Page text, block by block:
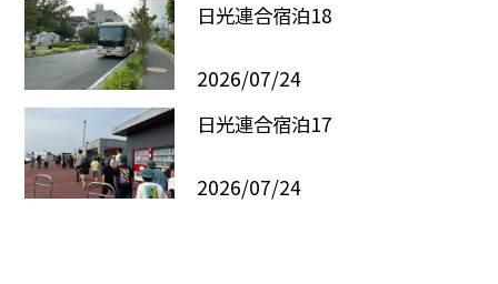
日光連合宿泊18
2026/07/24
日光連合宿泊17
2026/07/24